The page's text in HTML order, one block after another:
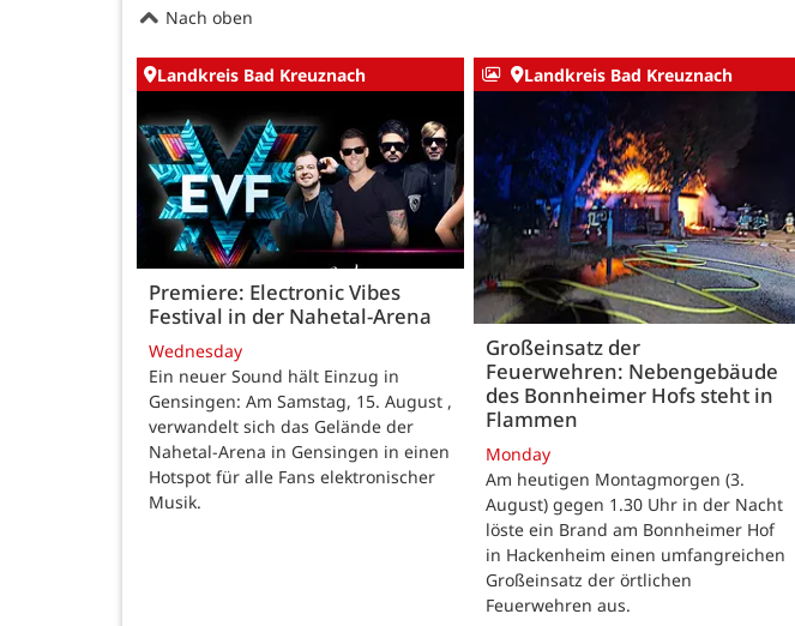
Nach oben
Landkreis Bad Kreuznach
Premiere: Electronic Vibes
Festival in der Nahetal-Arena
Wednesday
Ein neuer Sound hält Einzug in
Gensingen: Am Samstag, 15. August ,
verwandelt sich das Gelände der
Nahetal-Arena in Gensingen in einen
Hotspot für alle Fans elektronischer
Musik.
Landkreis Bad Kreuznach
Großeinsatz der
Feuerwehren: Nebengebäude
des Bonnheimer Hofs steht in
Flammen
Monday
Am heutigen Montagmorgen (3.
August) gegen 1.30 Uhr in der Nacht
löste ein Brand am Bonnheimer Hof
in Hackenheim einen umfangreichen
Großeinsatz der örtlichen
Feuerwehren aus.